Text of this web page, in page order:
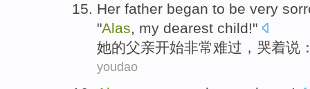
Her father began to be very
"Alas, my dearest child!"
她的父亲开始非常难过 ， 哭着说
youdao